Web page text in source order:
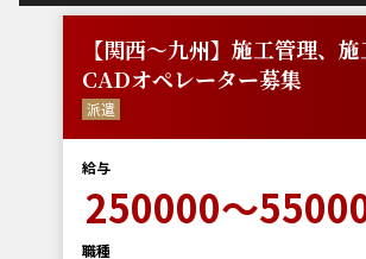
【関西～九州】施工管理、施
CADオペレーター募集
派遣
給与
250000～
職種